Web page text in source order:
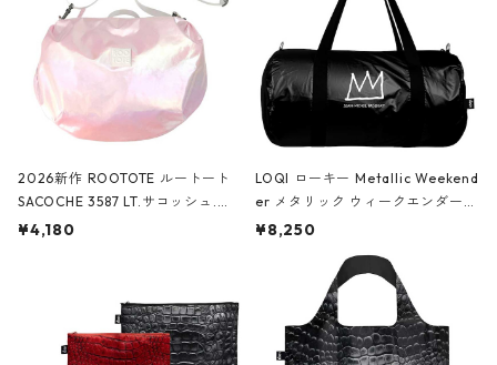
2026新作 ROOTOTE ルートート
SACOCHE 3587 LT.サコッシュ.ル
ミエ-B ショルダーバッグ グロスピ
¥4,180
LOQI ローキー Metallic Weekend
er メタリック ウィークエンダー
ボストンバッグ ショルダーバッグ
Black ジャン=ミッシェル・バスキ
ア/クラウン ブラック
¥8,250